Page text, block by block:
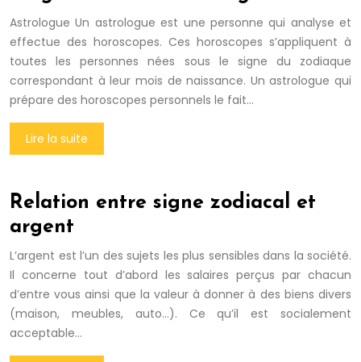
Astrologue Un astrologue est une personne qui analyse et
effectue des horoscopes. Ces horoscopes s’appliquent à
toutes les personnes nées sous le signe du zodiaque
correspondant à leur mois de naissance. Un astrologue qui
prépare des horoscopes personnels le fait…
Lire la suite
Relation entre signe zodiacal et
argent
L’argent est l’un des sujets les plus sensibles dans la société.
Il concerne tout d’abord les salaires perçus par chacun
d’entre vous ainsi que la valeur à donner à des biens divers
(maison, meubles, auto…). Ce qu’il est socialement
acceptable…